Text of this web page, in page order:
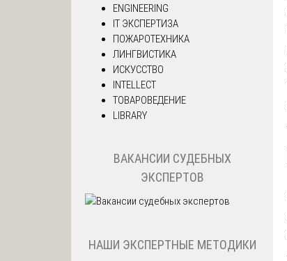
ENGINEERING
IT ЭКСПЕРТИЗА
ПОЖАРОТЕХНИКА
ЛИНГВИСТИКА
ИСКУССТВО
INTELLECT
ТОВАРОВЕДЕНИЕ
LIBRARY
ВАКАНСИИ СУДЕБНЫХ
ЭКСПЕРТОВ
НАШИ ЭКСПЕРТНЫЕ МЕТОДИКИ